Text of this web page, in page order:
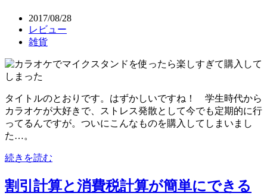
2017/08/28
レビュー
雑貨
タイトルのとおりです。はずかしいですね！ 学生時代から
カラオケが大好きで、ストレス発散として今でも定期的に行
ってるんですが。ついにこんなものを購入してしまいまし
た…。
続きを読む
割引計算と消費税計算が簡単にできる